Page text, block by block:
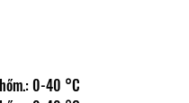
hőm.: 0-40 °C